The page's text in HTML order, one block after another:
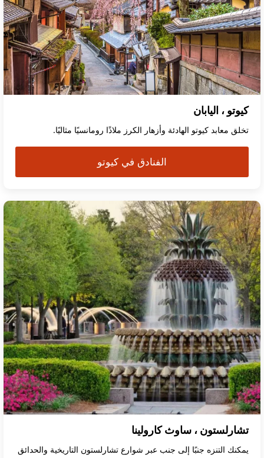
كيوتو ، اليابان
تخلق معابد كيوتو الهادئة وأزهار الكرز ملاذًا رومانسيًا مثاليًا.
الفنادق في كيوتو
تشارلستون ، ساوث كارولينا
يمكنك التنزه جنبًا إلى جنب عبر شوارع تشارلستون التاريخية والحدائق